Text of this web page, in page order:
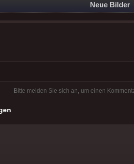
Neue Bilder
Bitte melden Sie sich an, um einen